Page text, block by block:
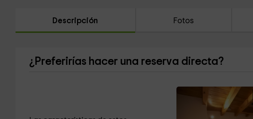
Descripción Fotos
¿Preferirías hacer una reserva directa?